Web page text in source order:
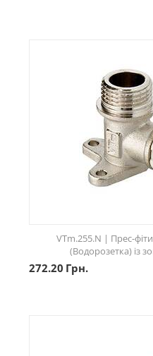
VTm.255.N | Прес-
(Водорозетка) із
272.20 Грн.